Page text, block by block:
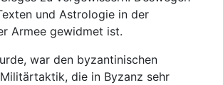
und Astrologie in der
Armee gewidmet ist.
war den byzantinischen
die in Byzanz sehr